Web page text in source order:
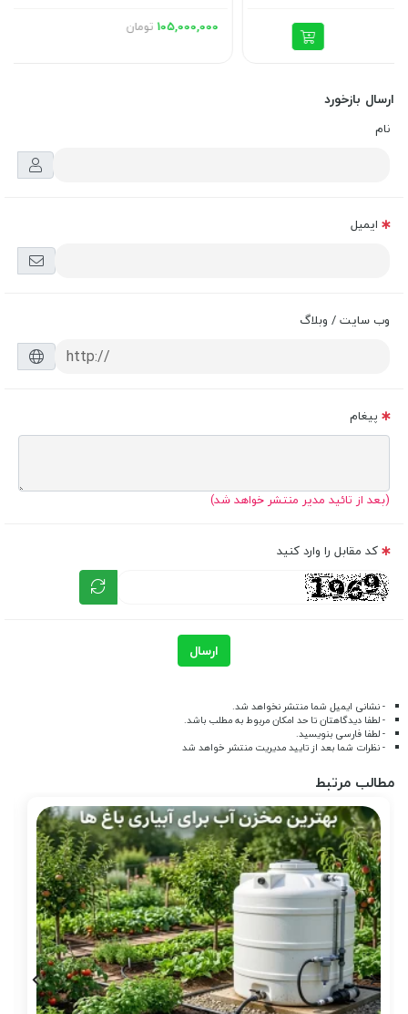
105,000,000تومان
ارسال بازخورد
نام
ایمیل
وب سایت / وبلاگ
پیغام
(بعد از تائید مدیر منتشر خواهد شد)
کد مقابل را وارد کنید
ارسال
- نشانی ایمیل شما منتشر نخواهد شد.
- لطفا دیدگاهتان تا حد امکان مربوط به مطلب باشد.
- لطفا فارسی بنویسید.
- نظرات شما بعد از تایید مدیریت منتشر خواهد شد
مطالب مرتبط